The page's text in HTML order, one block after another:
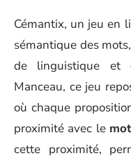
Cémantix, un jeu en
sémantique des
de linguistique et
Manceau, ce jeu
où chaque
proximité avec le
cette proximité,